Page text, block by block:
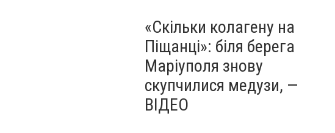
«Скільки колагену на
Піщанці»: біля берега
Маріуполя знову
скупчилися медузи, —
ВІДЕО